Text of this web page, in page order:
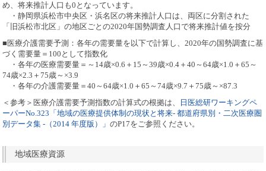
め、将来推計人口も0となっています。
・静岡県浜松市中央区・浜名区の将来推計人口は、両区に分割された
「旧浜松市北区」の地区ごとの2020年国勢調査人口で将来推計値を按分
■医療介護需要予測：各年の需要量を以下で計算し、2020年の国勢調査に基
づく需要量＝100として指数化
・各年の医療需要量＝～14歳×0.6＋15～39歳×0.4＋40～64歳×1.0＋65～
74歳×2.3＋75歳～×3.9
・各年の介護需要量＝40～64歳×1.0＋65～74歳×9.7＋75歳～×87.3
＜参考＞医療介護需要予測指数の計算式の根拠は、
日医総研ワーキングペ
ーパーNo.323「地域の医療提供体制の現状と将来- 都道府県別・二次医療圏
別データ集 -（2014 年度版）」のP17をご参照ください。
地域医療資源